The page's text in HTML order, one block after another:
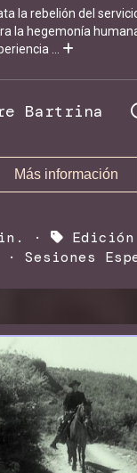
la rebelión del
la hegemonía
Bartrina
Más información
· Edición
· Sesiones